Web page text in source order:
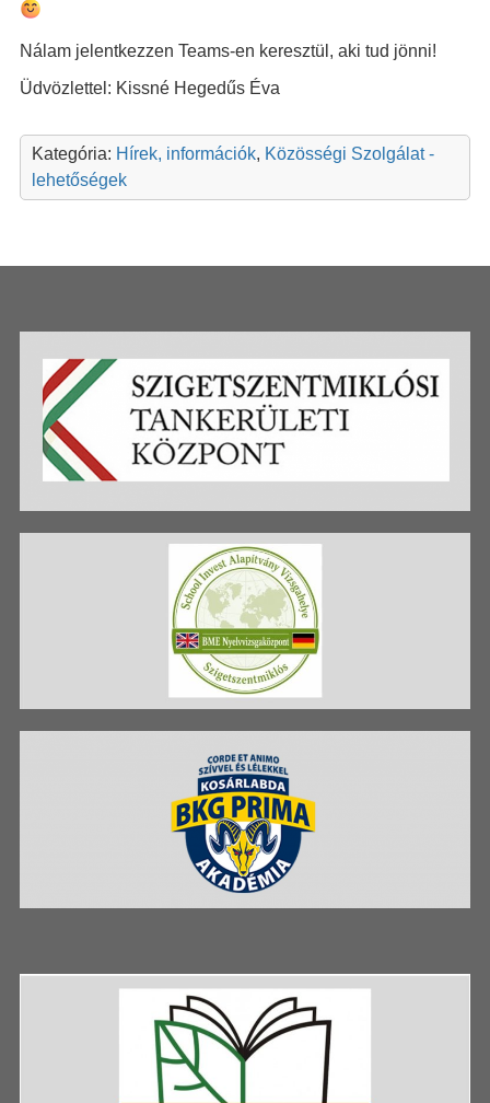
Nálam jelentkezzen Teams-en keresztül, aki tud jönni!
Üdvözlettel: Kissné Hegedűs Éva
Kategória: Hírek, információk, Közösségi Szolgálat -
lehetőségek